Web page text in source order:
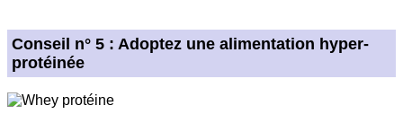
Conseil n° 5 : Adoptez une alimentation hyper-
protéinée